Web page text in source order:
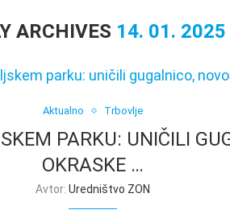
ARCHIVES 14. 01. 2025
Aktualno Trbovlje
PARKU: UNIČILI
OKRASKE …
Avtor: Uredništvo ZON